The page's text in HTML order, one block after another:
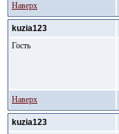
Наверх
kuzia123
Гость
Наверх
kuzia123